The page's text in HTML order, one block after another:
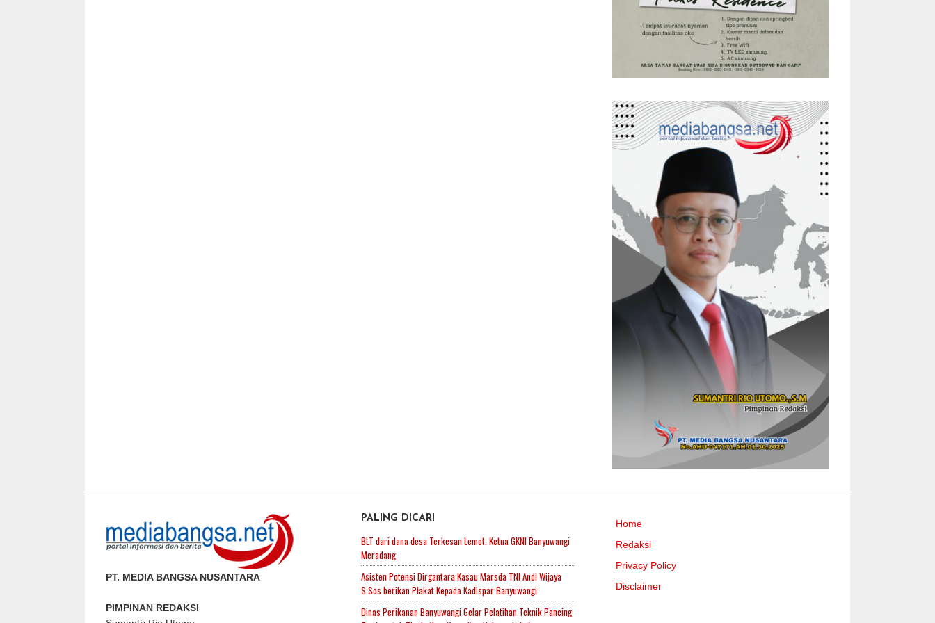
PT. MEDIA BANGSA NUSANTARA
PIMPINAN REDAKSI
PALING DICARI
BLT dari dana desa Terkesan Lemot. Ketua GKNI Banyuwangi
Meradang
Asisten Potensi Dirgantara Kasau Marsda TNI Andi Wijaya
S.Sos berikan Plakat Kepada Kadispar Banyuwangi
Dinas Perikanan Banyuwangi Gelar Pelatihan Teknik Pancing
Home
Redaksi
Privacy Policy
Disclaimer